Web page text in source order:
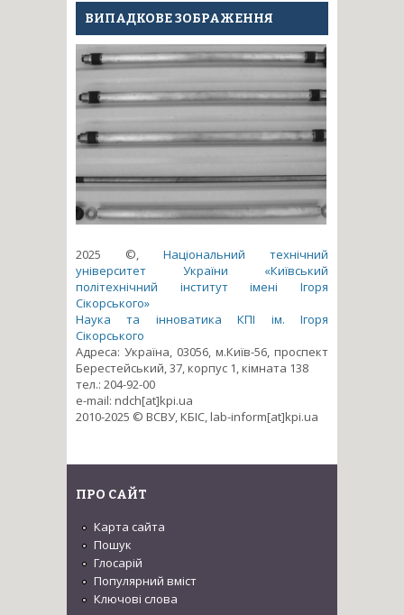
ВИПАДКОВЕ ЗОБРАЖЕННЯ
2025 ©, Національний технічний
університет України «Київський
політехнічний інститут імені Ігоря
Сікорського»
Наука та інноватика КПІ ім. Ігоря
Сікорського
Адреса: Україна, 03056, м.Київ-56, проспект
Берестейський, 37, корпус 1, кімната 138
тел.: 204-92-00
e-mail: ndch[at]kpi.ua
2010-2025 © ВСВУ, КБІС, lab-inform[at]kpi.ua
ПРО САЙТ
Карта сайта
Пошук
Глосарій
Популярний вміст
Ключові слова